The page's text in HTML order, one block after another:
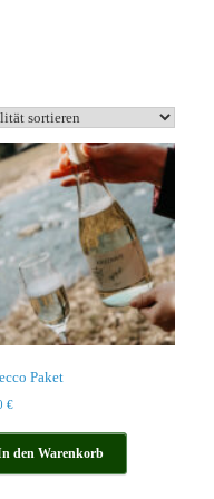
Paket
€
den Warenkorb